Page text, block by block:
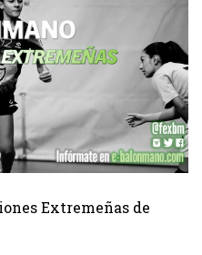
Extremeñas de